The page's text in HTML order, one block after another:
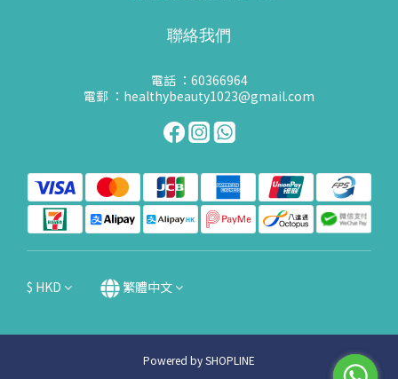
聯絡我們
電話 ：60366964
電郵 ：healthybeauty1023@gmail.com
$ HKD 繁體中文
Powered by SHOPLINE